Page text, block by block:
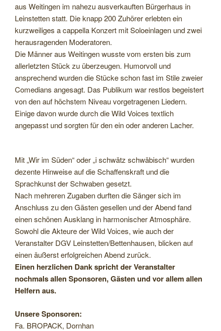
aus Weitingen im nahezu ausverkauften Bürgerhaus in
Leinstetten statt. Die knapp 200 Zuhörer erlebten ein
kurzweiliges a cappella Konzert mit Soloeinlagen und zwei
herausragenden Moderatoren.
Die Männer aus Weitingen wusste vom ersten bis zum
allerletzten Stück zu überzeugen. Humorvoll und
ansprechend wurden die Stücke schon fast im Stile zweier
Comedians angesagt. Das Publikum war restlos begeistert
von den auf höchstem Niveau vorgetragenen Liedern.
Einige davon wurde durch die Wild Voices textlich
angepasst und sorgten für den ein oder anderen Lacher.
Mit „Wir im Süden“ oder „i schwätz schwäbisch“ wurden
dezente Hinweise auf die Schaffenskraft und die
Sprachkunst der Schwaben gesetzt.
Nach mehreren Zugaben durften die Sänger sich im
Anschluss zu den Gästen gesellen und der Abend fand
einen schönen Ausklang in harmonischer Atmosphäre.
Sowohl die Akteure der Wild Voices, wie auch der
Veranstalter DGV Leinstetten/Bettenhausen, blicken auf
einen äußerst erfolgreichen Abend zurück.
Einen herzlichen Dank spricht der Veranstalter
nochmals allen Sponsoren, Gästen und vor allem allen
Helfern aus.
Unsere Sponsoren:
Fa. BROPACK, Dornhan